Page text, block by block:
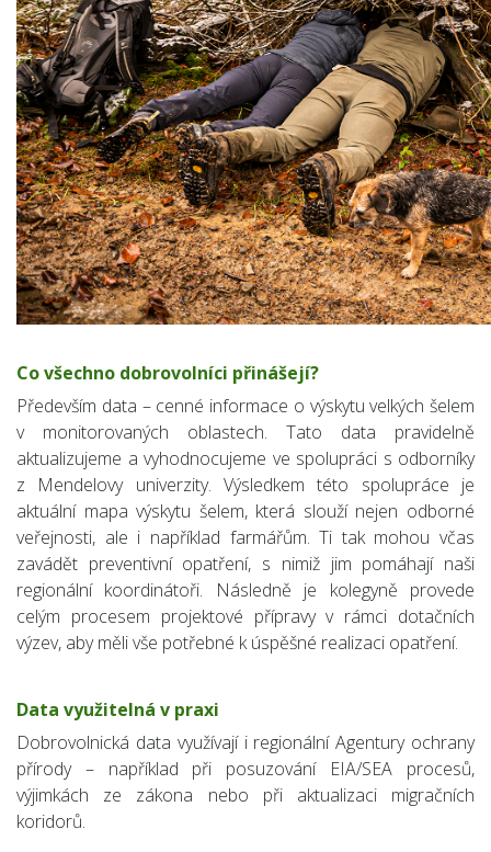
Co všechno dobrovolníci přinášejí?
Především data – cenné informace o výskytu velkých šelem
v monitorovaných oblastech. Tato data pravidelně
aktualizujeme a vyhodnocujeme ve spolupráci s odborníky
z Mendelovy univerzity. Výsledkem této spolupráce je
aktuální mapa výskytu šelem, která slouží nejen odborné
veřejnosti, ale i například farmářům. Ti tak mohou včas
zavádět preventivní opatření, s nimiž jim pomáhají naši
regionální koordinátoři. Následně je kolegyně provede
celým procesem projektové přípravy v rámci dotačních
výzev, aby měli vše potřebné k úspěšné realizaci opatření.
Data využitelná v praxi
Dobrovolnická data využívají i regionální Agentury ochrany
přírody – například při posuzování EIA/SEA procesů,
výjimkách ze zákona nebo při aktualizaci migračních
koridorů.